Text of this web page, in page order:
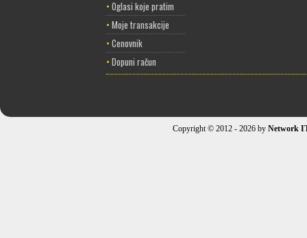
• Oglasi koje pratim
• Moje transakcije
• Cenovnik
• Dopuni račun
Copyright © 2012 - 2026 by Network